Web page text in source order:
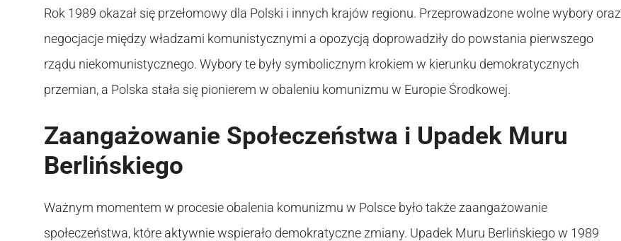
Rok 1989 okazał się przełomowy dla Polski i innych krajów regionu. Przeprowadzone wolne wybory oraz
negocjacje między władzami komunistycznymi a opozycją doprowadziły do powstania pierwszego
rządu niekomunistycznego. Wybory te były symbolicznym krokiem w kierunku demokratycznych
przemian, a Polska stała się pionierem w obaleniu komunizmu w Europie Środkowej.
Zaangażowanie Społeczeństwa i Upadek Muru
Berlińskiego
Ważnym momentem w procesie obalenia komunizmu w Polsce było także zaangażowanie
społeczeństwa, które aktywnie wspierało demokratyczne zmiany. Upadek Muru Berlińskiego w 1989